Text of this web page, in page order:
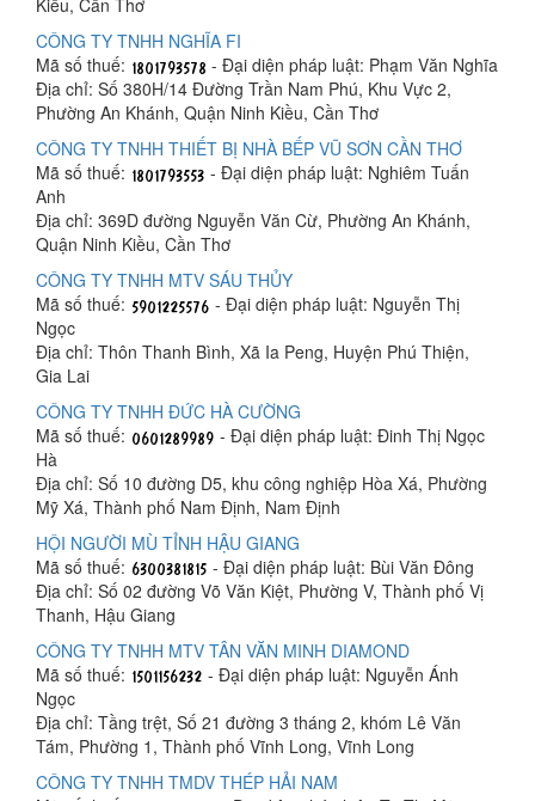
CÔNG TY TNHH NGHĨA FI
Mã số thuế:
- Đại diện pháp luật: Phạm Văn Nghĩa
Địa chỉ: Số 380H/14 Đường Trần Nam Phú, Khu Vực 2,
Phường An Khánh, Quận Ninh Kiều, Cần Thơ
CÔNG TY TNHH THIẾT BỊ NHÀ BẾP VŨ SƠN CẦN THƠ
Mã số thuế:
- Đại diện pháp luật: Nghiêm Tuấn
Anh
Địa chỉ: 369D đường Nguyễn Văn Cừ, Phường An Khánh,
Quận Ninh Kiều, Cần Thơ
CÔNG TY TNHH MTV SÁU THỦY
Mã số thuế:
- Đại diện pháp luật: Nguyễn Thị
Ngọc
Địa chỉ: Thôn Thanh Bình, Xã Ia Peng, Huyện Phú Thiện,
Gia Lai
CÔNG TY TNHH ĐỨC HÀ CƯỜNG
Mã số thuế:
- Đại diện pháp luật: Đinh Thị Ngọc
Hà
Địa chỉ: Số 10 đường D5, khu công nghiệp Hòa Xá, Phường
Mỹ Xá, Thành phố Nam Định, Nam Định
HỘI NGƯỜI MÙ TỈNH HẬU GIANG
Mã số thuế:
- Đại diện pháp luật: Bùi Văn Đông
Địa chỉ: Số 02 đường Võ Văn Kiệt, Phường V, Thành phố Vị
Thanh, Hậu Giang
CÔNG TY TNHH MTV TÂN VĂN MINH DIAMOND
Mã số thuế:
- Đại diện pháp luật: Nguyễn Ánh
Ngọc
Địa chỉ: Tầng trệt, Số 21 đường 3 tháng 2, khóm Lê Văn
Tám, Phường 1, Thành phố Vĩnh Long, Vĩnh Long
CÔNG TY TNHH TMDV THÉP HẢI NAM